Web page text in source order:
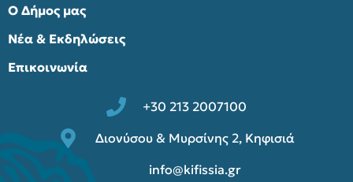
Ο Δήμος μας
Νέα & Εκδηλώσεις
Επικοινωνία
+30 213 2007100
Διονύσου & Μυρσίνης 2, Κηφισιά
info@kifissia.gr